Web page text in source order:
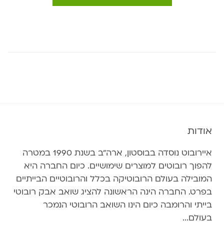
אודות
איירובוט נוסדה בבוסטון, ארה״ב בשנת 1990 במטרה
להפוך רובוטים למוצרים שימושיים. כיום החברה היא
המובילה בעולם הרובוטיקה בכלל והרובוטיים הבייתיים
בפרט. החברה הינה הראשונה להציג שואב אבק רובוטי
בייתי והרומבה כיום הינו השואב הרובוטי הנמכר
בעולם...